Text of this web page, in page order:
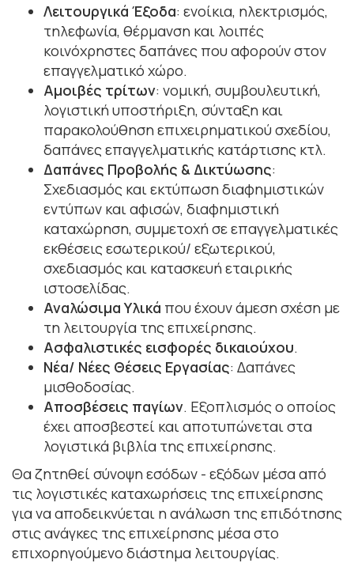
Λειτουργικά Έξοδα: ενοίκια, ηλεκτρισμός,
τηλεφωνία, θέρμανση και λοιπές
κοινόχρηστες δαπάνες που αφορούν στον
επαγγελματικό χώρο.
Αμοιβές τρίτων: νομική, συμβουλευτική,
λογιστική υποστήριξη, σύνταξη και
παρακολούθηση επιχειρηματικού σχεδίου,
δαπάνες επαγγελματικής κατάρτισης κτλ.
Δαπάνες Προβολής & Δικτύωσης:
Σχεδιασμός και εκτύπωση διαφημιστικών
εντύπων και αφισών, διαφημιστική
καταχώρηση, συμμετοχή σε επαγγελματικές
εκθέσεις εσωτερικού/ εξωτερικού,
σχεδιασμός και κατασκευή εταιρικής
ιστοσελίδας.
Αναλώσιμα Υλικά που έχουν άμεση σχέση με
τη λειτουργία της επιχείρησης.
Ασφαλιστικές εισφορές δικαιούχου.
Νέα/ Νέες Θέσεις Εργασίας: Δαπάνες
μισθοδοσίας.
Αποσβέσεις παγίων. Εξοπλισμός ο οποίος
έχει αποσβεστεί και αποτυπώνεται στα
λογιστικά βιβλία της επιχείρησης.
Θα ζητηθεί σύνοψη εσόδων - εξόδων μέσα από
τις λογιστικές καταχωρήσεις της επιχείρησης
για να αποδεικνύεται η ανάλωση της επιδότησης
στις ανάγκες της επιχείρησης μέσα στο
επιχορηγούμενο διάστημα λειτουργίας.